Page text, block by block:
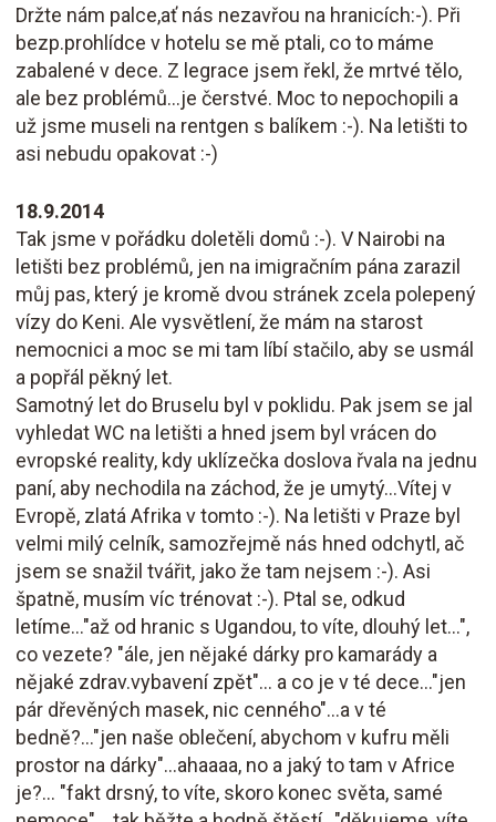
Držte nám palce,ať nás nezavřou na hranicích:-). Při
bezp.prohlídce v hotelu se mě ptali, co to máme
zabalené v dece. Z legrace jsem řekl, že mrtvé tělo,
ale bez problémů...je čerstvé. Moc to nepochopili a
už jsme museli na rentgen s balíkem :-). Na letišti to
asi nebudu opakovat :-)
18.9.2014
Tak jsme v pořádku doletěli domů :-). V Nairobi na
letišti bez problémů, jen na imigračním pána zarazil
můj pas, který je kromě dvou stránek zcela polepený
vízy do Keni. Ale vysvětlení, že mám na starost
nemocnici a moc se mi tam líbí stačilo, aby se usmál
a popřál pěkný let.
Samotný let do Bruselu byl v poklidu. Pak jsem se jal
vyhledat WC na letišti a hned jsem byl vrácen do
evropské reality, kdy uklízečka doslova řvala na jednu
paní, aby nechodila na záchod, že je umytý...Vítej v
Evropě, zlatá Afrika v tomto :-). Na letišti v Praze byl
velmi milý celník, samozřejmě nás hned odchytl, ač
jsem se snažil tvářit, jako že tam nejsem :-). Asi
špatně, musím víc trénovat :-). Ptal se, odkud
letíme..."až od hranic s Ugandou, to víte, dlouhý let...",
co vezete? "ále, jen nějaké dárky pro kamarády a
nějaké zdrav.vybavení zpět"... a co je v té dece..."jen
pár dřevěných masek, nic cenného"...a v té
bedně?..."jen naše oblečení, abychom v kufru měli
prostor na dárky"...ahaaaa, no a jaký to tam v Africe
je?... "fakt drsný, to víte, skoro konec světa, samé